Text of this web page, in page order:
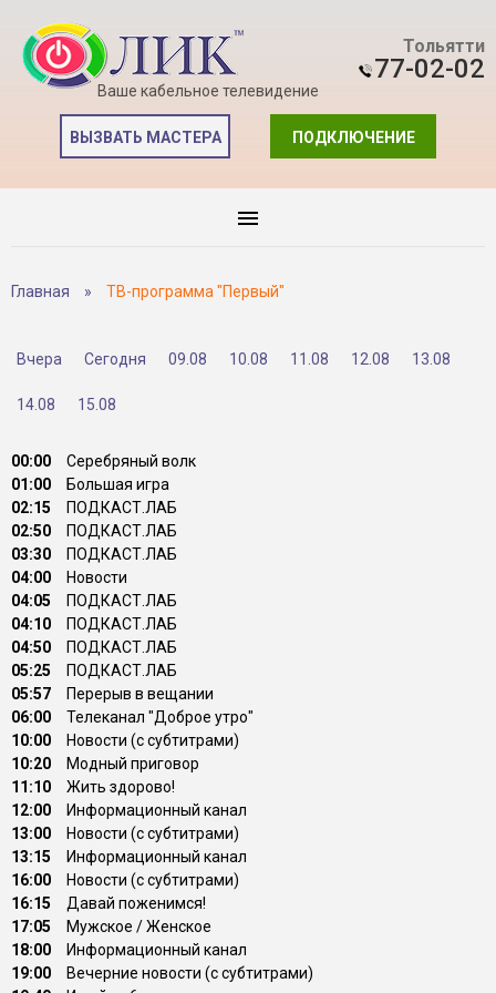
Ваше кабельное телевидение
Тольятти
77-02-02
ПОДКЛЮЧЕНИЕ
ВЫЗВАТЬ МАСТЕРА
Главная » ТВ-программа "Первый"
Вчера Сегодня 09.08 10.08 11.08 12.08 13.08
14.08 15.08
00:00
Серебряный волк
01:00
Большая игра
02:15
ПОДКАСТ.ЛАБ
02:50
ПОДКАСТ.ЛАБ
03:30
ПОДКАСТ.ЛАБ
04:00
Новости
04:05
ПОДКАСТ.ЛАБ
04:10
ПОДКАСТ.ЛАБ
04:50
ПОДКАСТ.ЛАБ
05:25
ПОДКАСТ.ЛАБ
05:57
Перерыв в вещании
06:00
Телеканал "Доброе утро"
10:00
Новости (с субтитрами)
10:20
Модный приговор
11:10
Жить здорово!
12:00
Информационный канал
13:00
Новости (с субтитрами)
13:15
Информационный канал
16:00
Новости (с субтитрами)
16:15
Давай поженимся!
17:05
Мужское / Женское
18:00
Информационный канал
19:00
Вечерние новости (с субтитрами)